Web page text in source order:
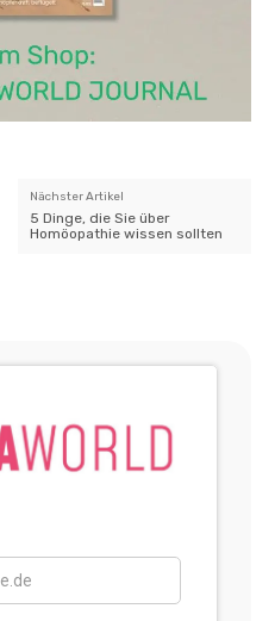
Nächster Artikel
5 Dinge, die Sie über
Homöopathie wissen sollten